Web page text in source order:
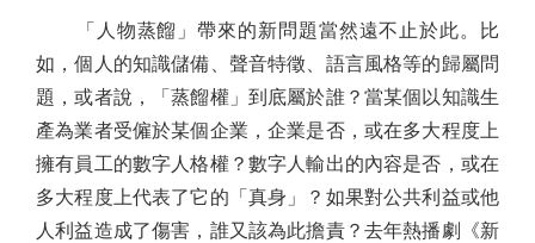
「人物蒸餾」帶來的新問題當然遠不止於此。比
如，個人的知識儲備、聲音特徵、語言風格等的歸屬問
題，或者說，「蒸餾權」到底屬於誰？當某個以知識生
產為業者受僱於某個企業，企業是否，或在多大程度上
擁有員工的數字人格權？數字人輸出的內容是否，或在
多大程度上代表了它的「真身」？如果對公共利益或他
人利益造成了傷害，誰又該為此擔責？去年熱播劇《新